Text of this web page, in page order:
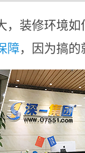
，装修环境
障，因为搞